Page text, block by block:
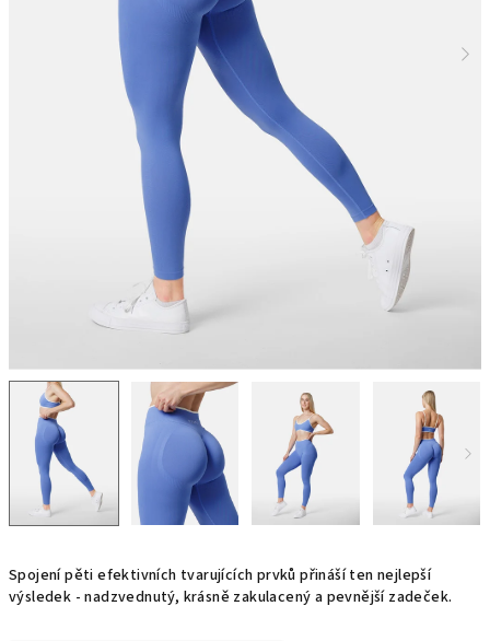
Spojení pěti efektivních tvarujících prvků přináší ten nejlepší
výsledek - nadzvednutý, krásně zakulacený a pevnější zadeček.